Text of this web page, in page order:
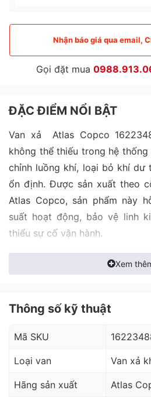
Nhận báo giá qua email,
Gọi đặt mua
ĐẶC ĐIỂM NỔI BẬT
Van xả Atlas Copco
không thể thiếu trong hệ
chỉnh luồng khí, loại bỏ khí dư
ổn định. Được sản xuất theo
Atlas Copco, sản phẩm này
suất hoạt động, bảo vệ linh
thiểu sự cố vận hành.
Xem
Thông số kỹ thuật
Mã SKU
Loại van Van xả
Hãng sản xuất Atlas